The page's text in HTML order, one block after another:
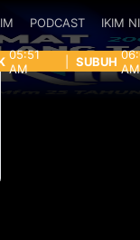
PODCAST IKIM
05:51
AM
SUBUH AM